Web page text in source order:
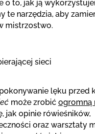
o to, jak ją
te narzędzia, aby
mistrzostwo.
sieci
lęku przed
może zrobić ogromną
jak opinie rówieśników,
oraz warsztaty